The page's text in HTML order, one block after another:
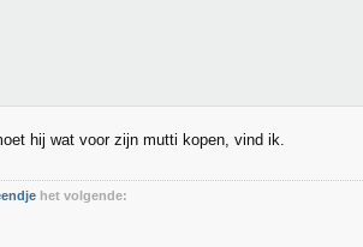
hij wat voor zijn mutti kopen, vind ik.
het volgende: